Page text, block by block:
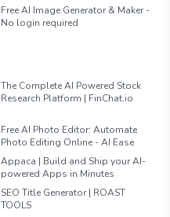
Free AI Image Generator & Maker -
No login required
The Complete AI Powered Stock
Research Platform | FinChat.io
Free AI Photo Editor: Automate
Photo Editing Online - AI Ease
Appaca | Build and Ship your AI-
powered Apps in Minutes
SEO Title Generator | ROAST
TOOLS